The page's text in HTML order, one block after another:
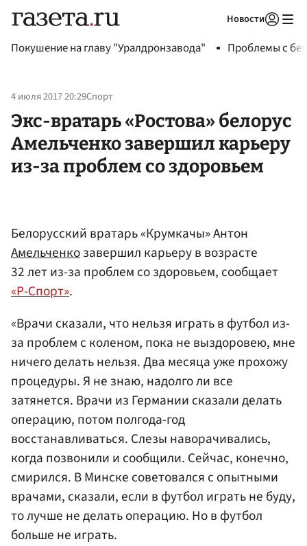
Новости
Покушение на главу "Уралдронзавода" Проблемы с
4 июля 2017 20:29Спорт
Экс-вратарь «Ростова» белорус
Амельченко завершил карьеру
из-за проблем со здоровьем
Белорусский вратарь «Крумкачы» Антон
Амельченкозавершил карьеру в возрасте
32 лет из-за проблем со здоровьем, сообщает
«Р-Спорт».
«Врачи сказали, что нельзя играть в футбол из-
за проблем с коленом, пока не выздоровею, мне
ничего делать нельзя. Два месяца уже прохожу
процедуры. Я не знаю, надолго ли все
затянется. Врачи из Германии сказали делать
операцию, потом полгода-год
восстанавливаться. Слезы наворачивались,
когда позвонили и сообщили. Сейчас, конечно,
смирился. В Минске советовался с опытными
врачами, сказали, если в футбол играть не буду,
то лучше не делать операцию. Но в футбол
больше не играть.